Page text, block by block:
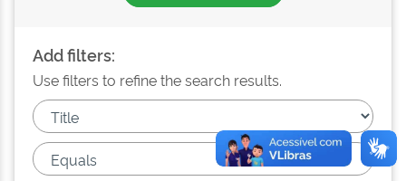
Add filters:
Use filters to refine the search results.